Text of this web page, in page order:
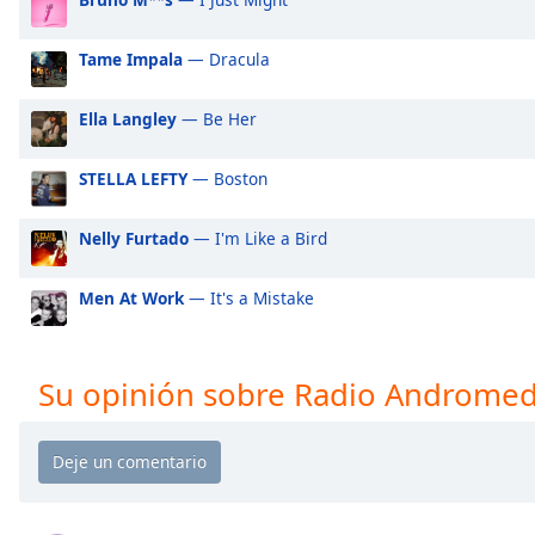
Audio
Track
Picture-
in-
Picture
Fullscreen
modal
window.
Beginning
window.
cancel
Tame Impala — Dracula
Ella Langley — Be Her
STELLA LEFTY— Boston
Nelly Furtado — I'm Like a Bird
Men At Work— It's a Mistake
Su opinión sobre Radio